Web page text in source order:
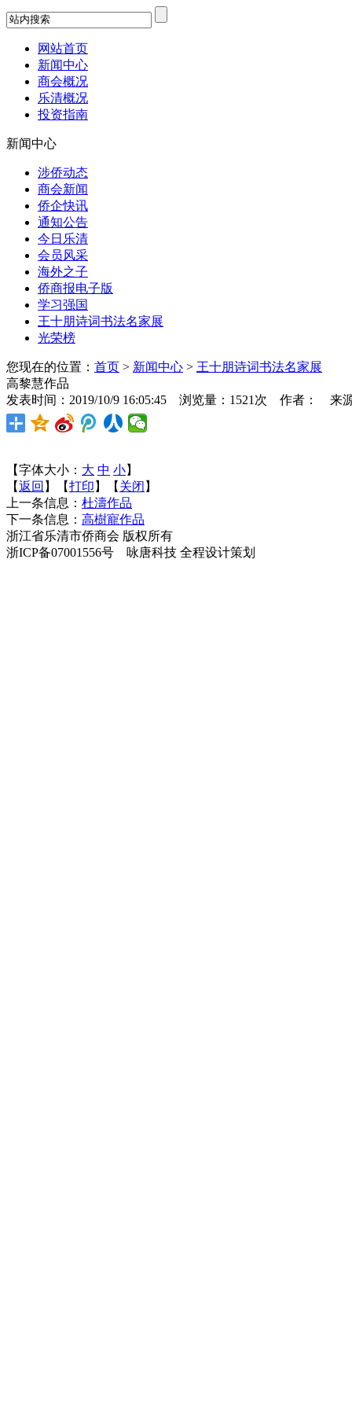
网站首页
新闻中心
商会概况
乐清概况
投资指南
新闻中心
涉侨动态
商会新闻
侨企快讯
通知公告
今日乐清
会员风采
海外之子
侨商报电子版
学习强国
王十朋诗词书法名家展
光荣榜
您现在的位置： 首页 > 新闻中心 > 王十朋诗词书法名家展
高黎慧作品
发表时间：2019/10/9 16:05:45 浏览量：1521次 作者： 来
【字体大小： 大 中 小】
【返回 】【打印 】【 关闭 】
上一条信息： 杜濤作品
下一条信息： 高樹寵作品
浙江省乐清市侨商会 版权所有
浙ICP备07001556号 咏唐科技 全程设计策划